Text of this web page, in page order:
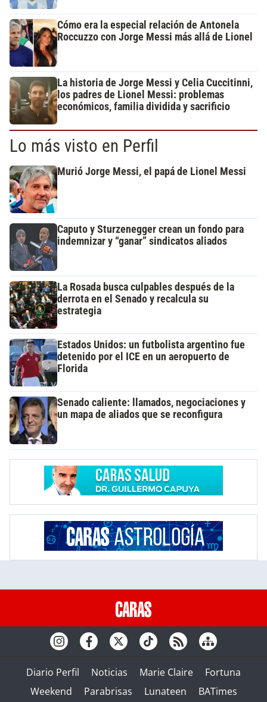
Cómo era la especial relación de Antonela
Roccuzzo con Jorge Messi más allá de Lionel
La historia de Jorge Messi y Celia Cuccitinni,
los padres de Lionel Messi: problemas
económicos, familia dividida y sacrificio
Lo más visto en Perfil
Murió Jorge Messi, el papá de Lionel Messi
Caputo y Sturzenegger crean un fondo para
indemnizar y “ganar” sindicatos aliados
La Rosada busca culpables después de la
derrota en el Senado y recalcula su
estrategia
Estados Unidos: un futbolista argentino fue
detenido por el ICE en un aeropuerto de
Florida
Senado caliente: llamados, negociaciones y
un mapa de aliados que se reconfigura
Diario Perfil Noticias Marie Claire
Fortuna
Weekend
Parabrisas Lunateen BATimes